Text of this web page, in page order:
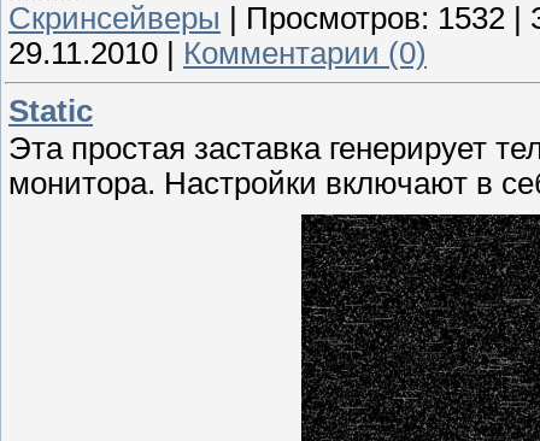
Скринсейверы Просмотров: 1532
29.11.2010
Комментарии (0)
Static
Эта простая заставка генерирует
монитора. Настройки включают в